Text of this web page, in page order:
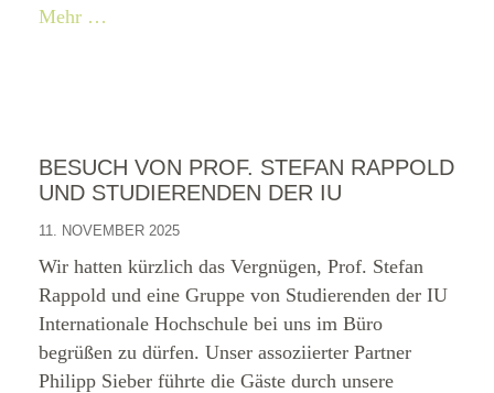
Mehr …
BESUCH VON PROF. STEFAN RAPPOLD
UND STUDIERENDEN DER IU
11. NOVEMBER 2025
Wir hatten kürzlich das Vergnügen, Prof. Stefan
Rappold und eine Gruppe von Studierenden der IU
Internationale Hochschule bei uns im Büro
begrüßen zu dürfen. Unser assoziierter Partner
Philipp Sieber führte die Gäste durch unsere